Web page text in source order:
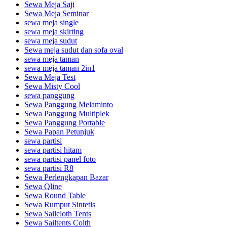
Sewa Meja Saji
Sewa Meja Seminar
sewa meja single
sewa meja skirting
sewa meja sudut
Sewa meja sudut dan sofa oval
sewa meja taman
sewa meja taman 2in1
Sewa Meja Test
Sewa Misty Cool
sewa panggung
Sewa Panggung Melaminto
Sewa Panggung Multiplek
Sewa Panggung Portable
Sewa Papan Petunjuk
sewa partisi
sewa partisi hitam
sewa partisi panel foto
sewa partisi R8
Sewa Perlengkapan Bazar
Sewa Qline
Sewa Round Table
Sewa Rumput Sintetis
Sewa Sailcloth Tents
Sewa Sailtents Colth